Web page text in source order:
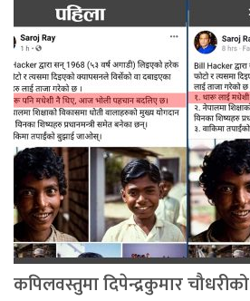
कपिलवस्तुमा दिपेन्द्रकुमार